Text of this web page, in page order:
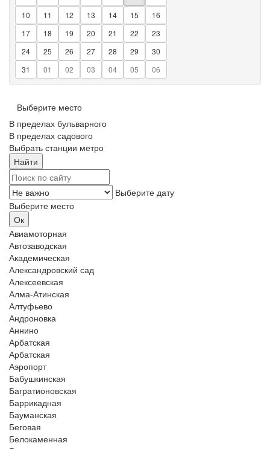
10
11 12 13 14 15
16
17
18 19 20 21 22
23
24
25 26 27 28 29
30
31
01 02 03 04 05 06
Выберите место
В пределах бульварного
В пределах садового
Выбрать станции метро
Выберите дату
Выберите место
Авиамоторная
Автозаводская
Академическая
Александровский сад
Алексеевская
Алма-Атинская
Алтуфьево
Андроновка
Аннино
Арбатская
Арбатская
Аэропорт
Бабушкинская
Багратионовская
Баррикадная
Бауманская
Беговая
Белокаменная